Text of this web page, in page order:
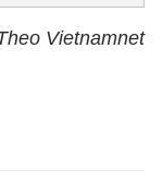
Vietnamnet